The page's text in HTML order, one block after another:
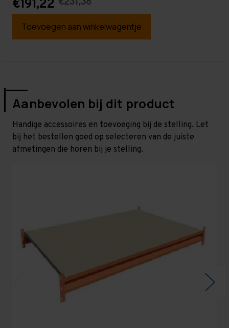
€191,22
Toevoegen aan winkelwagentje
Aanbevolen bij dit product
Handige accessoires en toevoeging bij de stelling. Let
bij het bestellen goed op selecteren van de juiste
afmetingen die horen bij je stelling.